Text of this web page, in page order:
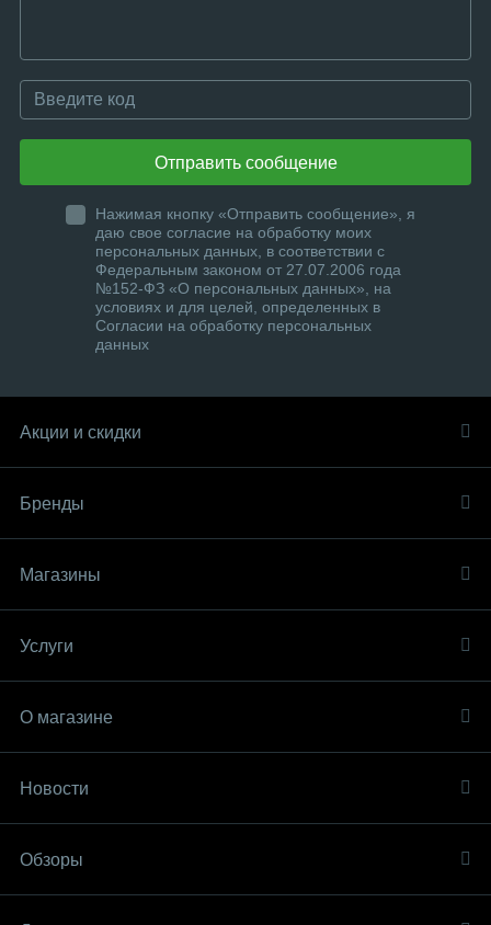
Отправить сообщение
Нажимая кнопку «Отправить сообщение», я
даю свое согласие на обработку моих
персональных данных, в соответствии с
Федеральным законом от 27.07.2006 года
№152-ФЗ «О персональных данных», на
условиях и для целей, определенных в
Согласии на обработку персональных
данных
Акции и скидки
Бренды
Магазины
Услуги
О магазине
Новости
Обзоры